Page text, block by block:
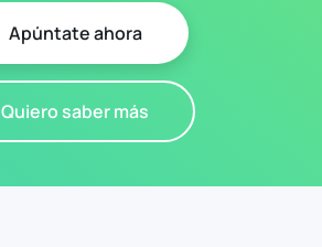
Apúntate ahora
Quiero saber más